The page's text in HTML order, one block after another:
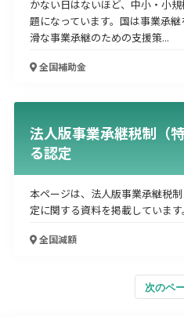
かない日はないほど、中小・小
題になっています。国は事業承
滑な事業承継のための支援策...
全国補助金
法人版事業承継税制（
る認定
本ページは、法人版事業承継税
定に関する資料を掲載しています。
全国減額
次のペ